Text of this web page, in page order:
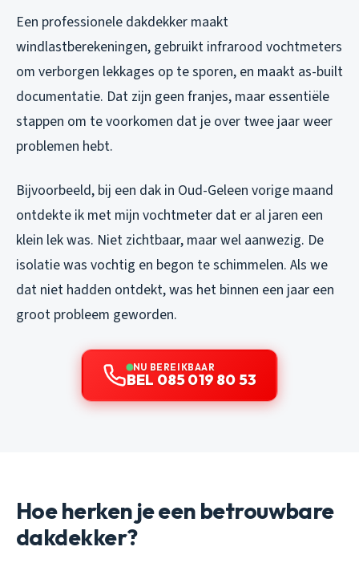
Een professionele dakdekker maakt
windlastberekeningen, gebruikt infrarood vochtmeters
om verborgen lekkages op te sporen, en maakt as-built
documentatie. Dat zijn geen franjes, maar essentiële
stappen om te voorkomen dat je over twee jaar weer
problemen hebt.
Bijvoorbeeld, bij een dak in Oud-Geleen vorige maand
ontdekte ik met mijn vochtmeter dat er al jaren een
klein lek was. Niet zichtbaar, maar wel aanwezig. De
isolatie was vochtig en begon te schimmelen. Als we
dat niet hadden ontdekt, was het binnen een jaar een
groot probleem geworden.
NU BEREIKBAAR
BEL 085 019 80 53
Hoe herken je een betrouwbare
dakdekker?